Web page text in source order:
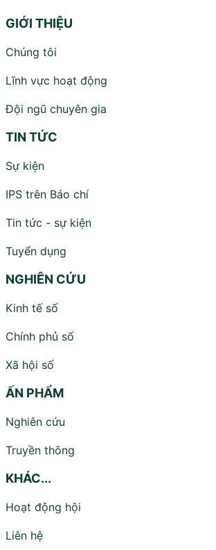
GIỚI THIỆU
Chúng tôi
Lĩnh vực hoạt động
Đội ngũ chuyên gia
TIN TỨC
Sự kiện
IPS trên Báo chí
Tin tức - sự kiện
Tuyển dụng
NGHIÊN CỨU
Kinh tế số
Chính phủ số
Xã hội số
ẤN PHẨM
Nghiên cứu
Truyền thông
KHÁC...
Hoạt động hội
Liên hệ